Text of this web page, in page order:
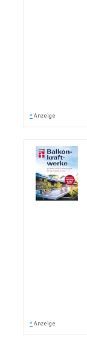
* Anzeige
* Anzeige